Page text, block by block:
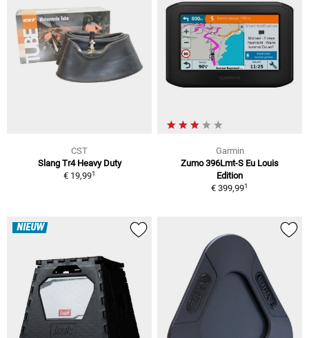
CST
Slang Tr4 Heavy Duty
€ 19,991
Garmin
Zumo 396Lmt-S Eu Louis
Edition
€ 399,991
NIEUW